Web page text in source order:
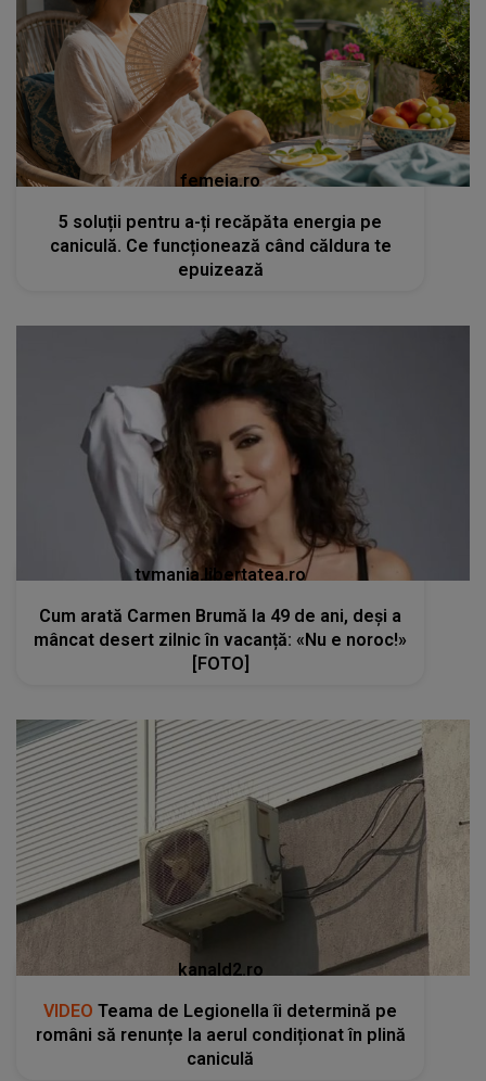
femeia.ro
5 soluții pentru a-ți recăpăta energia pe
caniculă. Ce funcționează când căldura te
epuizează
tvmania.libertatea.ro
Cum arată Carmen Brumă la 49 de ani, deși a
mâncat desert zilnic în vacanță: «Nu e noroc!»
[FOTO]
kanald2.ro
VIDEO Teama de Legionella îi determină pe
români să renunțe la aerul condiționat în plină
caniculă